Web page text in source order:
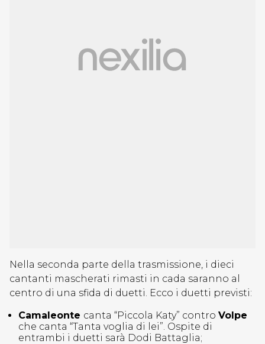
Nella seconda parte della trasmissione, i dieci
cantanti mascherati rimasti in cada saranno al
centro di una sfida di duetti. Ecco i duetti previsti:
Camaleonte canta “Piccola Katy” contro Volpe
che canta “Tanta voglia di lei”. Ospite di
entrambi i duetti sarà Dodi Battaglia;